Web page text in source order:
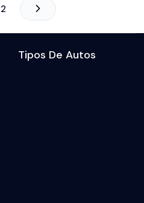
2
Tipos De Autos